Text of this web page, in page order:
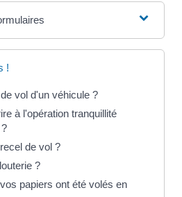
!
vol d'un véhicule ?
à l'opération tranquillité
de vol ?
?
papiers ont été volés en